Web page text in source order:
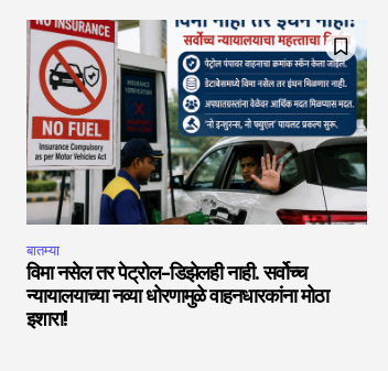
बातम्या
विमा नसेल तर पेट्रोल-डिझेलही नाही. सर्वोच्च
न्यायालयाच्या नव्या धोरणामुळे वाहनधारकांना मोठा
इशारा!